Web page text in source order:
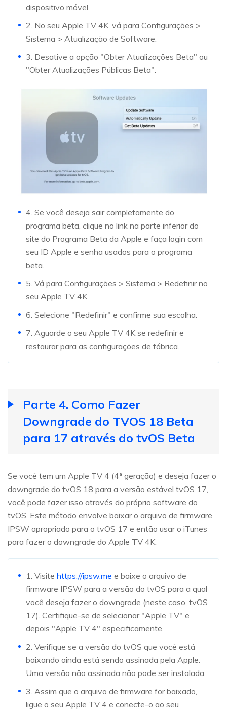
dispositivo móvel.
2. No seu Apple TV 4K, vá para Configurações >
Sistema > Atualização de Software.
3. Desative a opção "Obter Atualizações Beta" ou
"Obter Atualizações Públicas Beta".
4. Se você deseja sair completamente do
programa beta, clique no link na parte inferior do
site do Programa Beta da Apple e faça login com
seu ID Apple e senha usados para o programa
beta.
5. Vá para Configurações > Sistema > Redefinir no
seu Apple TV 4K.
6. Selecione "Redefinir" e confirme sua escolha.
7. Aguarde o seu Apple TV 4K se redefinir e
restaurar para as configurações de fábrica.
Parte 4. Como Fazer
Downgrade do TVOS 18 Beta
para 17 através do tvOS Beta
Se você tem um Apple TV 4 (4ª geração) e deseja fazer o
downgrade do tvOS 18 para a versão estável tvOS 17,
você pode fazer isso através do próprio software do
tvOS. Este método envolve baixar o arquivo de firmware
IPSW apropriado para o tvOS 17 e então usar o iTunes
para fazer o downgrade do Apple TV 4K.
1. Visite https://ipsw.me e baixe o arquivo de
firmware IPSW para a versão do tvOS para a qual
você deseja fazer o downgrade (neste caso, tvOS
17). Certifique-se de selecionar "Apple TV" e
depois "Apple TV 4" especificamente.
2. Verifique se a versão do tvOS que você está
baixando ainda está sendo assinada pela Apple.
Uma versão não assinada não pode ser instalada.
3. Assim que o arquivo de firmware for baixado,
ligue o seu Apple TV 4 e conecte-o ao seu